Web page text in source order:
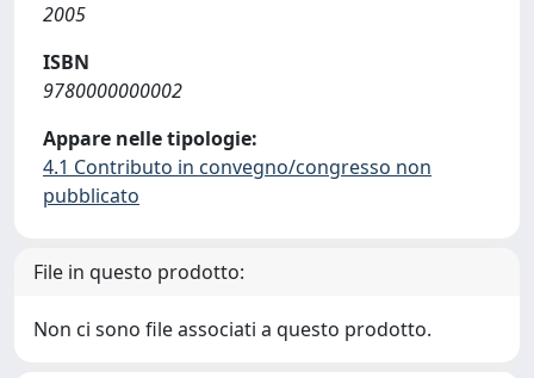
2005
ISBN
9780000000002
Appare nelle tipologie:
4.1 Contributo in convegno/congresso non
pubblicato
File in questo prodotto:
Non ci sono file associati a questo prodotto.